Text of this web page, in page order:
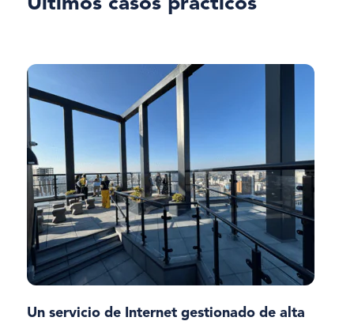
Últimos casos prácticos
Un servicio de Internet gestionado de alta